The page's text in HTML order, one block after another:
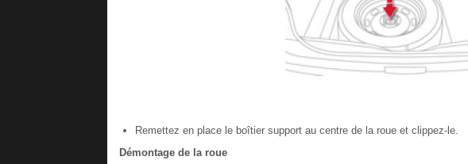
Remettez en place le boîtier support au centre de la roue et clippez-le.
Démontage de la roue